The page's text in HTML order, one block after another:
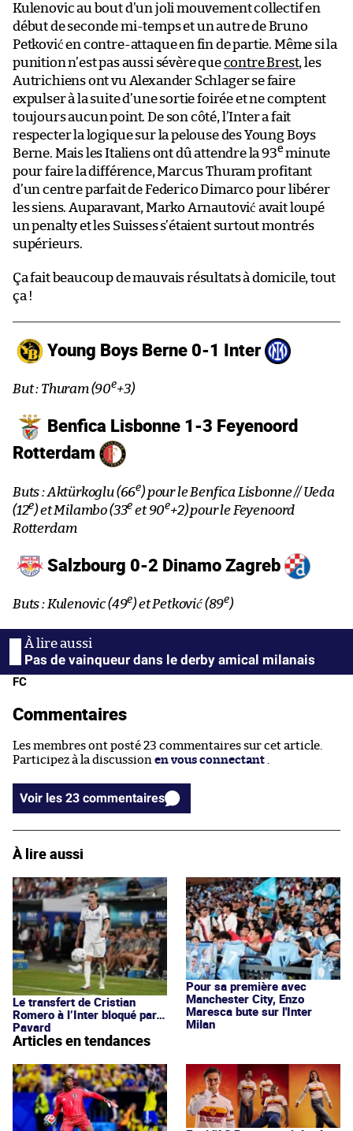
Kulenovic au bout d’un joli mouvement collectif en
début de seconde mi-temps et un autre de Bruno
Petković en contre-attaque en fin de partie. Même si la
punition n’est pas aussi sévère quecontre Brest, les
Autrichiens ont vu Alexander Schlager se faire
expulser à la suite d’une sortie foirée et ne comptent
toujours aucun point. De son côté, l’Inter a fait
respecter la logique sur la pelouse des Young Boys
Berne. Mais les Italiens ont dû attendre la 93e minute
pour faire la différence, Marcus Thuram profitant
d’un centre parfait de Federico Dimarco pour libérer
les siens. Auparavant, Marko Arnautović avait loupé
un penalty et les Suisses s’étaient surtout montrés
supérieurs.
Ça fait beaucoup de mauvais résultats à domicile, tout
ça !
Young Boys Berne 0-1 Inter
But : Thuram (90e+3)
Benfica Lisbonne 1-3 Feyenoord
Rotterdam
Buts : Aktürkoglu (66e) pour le Benfica Lisbonne // Ueda
(12e) et Milambo (33e et 90e+2) pour le Feyenoord
Rotterdam
Salzbourg 0-2 Dinamo Zagreb
Buts : Kulenovic (49e) et Petković (89e)
Pas de vainqueur dans le derby amical milanais
FC
Commentaires
Les membres ont posté 23 commentaires sur cet article.
Participez à la discussion en vous connectant .
Voir les 23 commentaires
À lire aussi
Le transfert de Cristian
Romero à l’Inter bloqué par…
Pavard
Pour sa première avec
Manchester City, Enzo
Maresca bute sur l'Inter
Milan
Articles en tendances